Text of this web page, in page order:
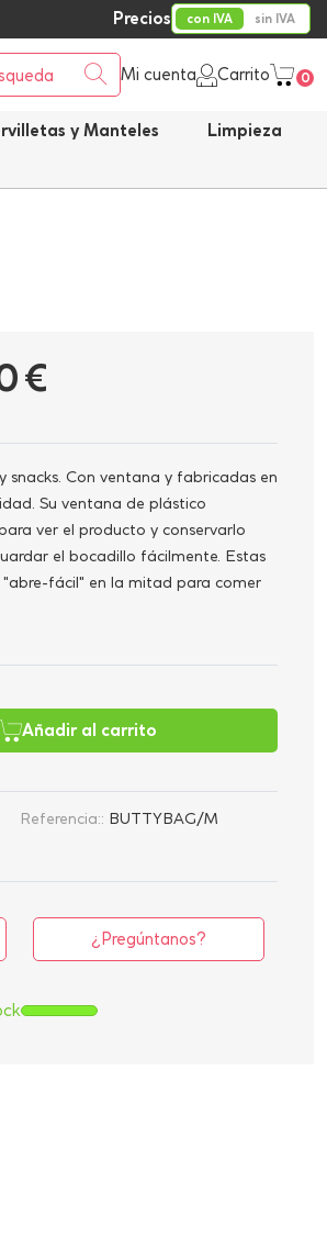
Precios con IVA sin IVA
Mi cuenta Carrito 0
y Manteles
Limpieza
€
snacks. Con ventana y fabricadas en
Su ventana de plástico
ver el producto y conservarlo
el bocadillo fácilmente. Estas
fácil" en la mitad para comer
Añadir al carrito
Referencia:: BUTTYBAG/M
¿Pregúntanos?